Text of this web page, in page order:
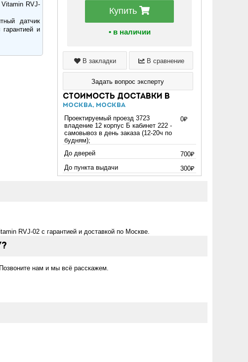
Купить
• в наличии
В закладки В сравнение
Задать вопрос эксперту
Стоимость доставки в
Москва, Москва
Проектируемый проезд 3723
владение 12 корпус Б кабинет 222 -
самовывоз в день заказа (12-20ч по
будням);
0₽
До дверей
700₽
До пункта выдачи
300₽
RVJ-
датчик
и
RVJ-02 с гарантией и доставкой по Москве.
нам и мы всё расскажем.